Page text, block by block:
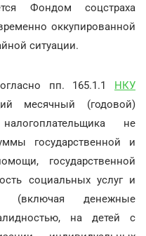
Фондом соцстраха
оккупированной
ситуации.
пп. 165.1.1 НКУ
месячный (годовой)
не
государственной и
государственной
социальных услуг и
(включая денежные
на детей с